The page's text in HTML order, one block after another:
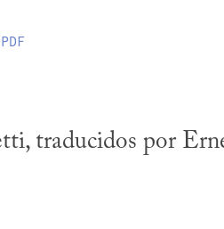
PDF
traducidos por